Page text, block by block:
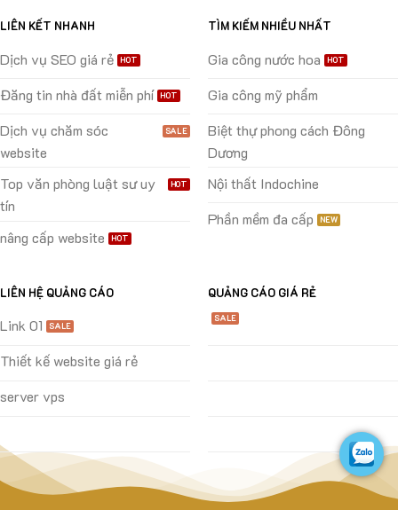
LIÊN KẾT NHANH
Dịch vụ SEO giá rẻ
Đăng tin nhà đất miễn phí
Dịch vụ chăm sóc
website
Top văn phòng luật sư uy
tín
nâng cấp website
TÌM KIẾM NHIỀU NHẤT
Gia công nước hoa
Gia công mỹ phẩm
Biệt thự phong cách Đông
Dương
Nội thất Indochine
Phần mềm đa cấp
LIÊN HỆ QUẢNG CÁO
Link 01
Thiết kế website giá rẻ
server vps
QUẢNG CÁO GIÁ RẺ